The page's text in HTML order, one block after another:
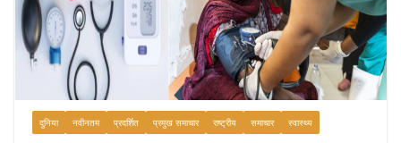
दुनिया नवीनतम प्रदर्शित प्रमुख समाचार राष्ट्रीय समाचार स्वास्थ्य